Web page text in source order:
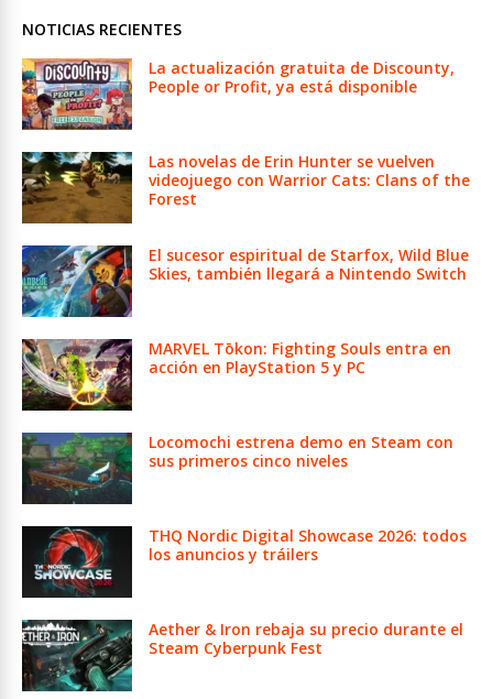
NOTICIAS RECIENTES
La actualización gratuita de Discounty,
People or Profit, ya está disponible
Las novelas de Erin Hunter se vuelven
videojuego con Warrior Cats: Clans of the
Forest
El sucesor espiritual de Starfox, Wild Blue
Skies, también llegará a Nintendo Switch
MARVEL Tōkon: Fighting Souls entra en
acción en PlayStation 5 y PC
Locomochi estrena demo en Steam con
sus primeros cinco niveles
THQ Nordic Digital Showcase 2026: todos
los anuncios y tráilers
Aether & Iron rebaja su precio durante el
Steam Cyberpunk Fest